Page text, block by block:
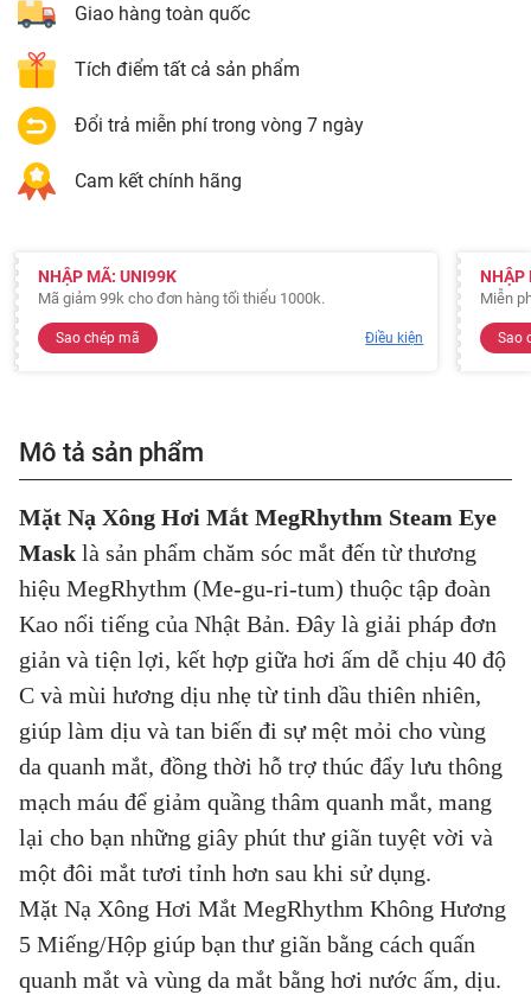
Giao hàng toàn quốc
Tích điểm tất cả sản phẩm
Đổi trả miễn phí trong vòng 7 ngày
Cam kết chính hãng
NHẬP MÃ: UNI99K
Mã giảm 99k cho đơn hàng tối thiểu 1000k.
Sao chép mã Điều kiện
NHẬP
Miễn
Sao
Mô tả sản phẩm
Mặt Nạ Xông Hơi Mắt MegRhythm Steam Eye
Mask là sản phẩm chăm sóc mắt đến từ thương
hiệu MegRhythm (Me-gu-ri-tum) thuộc tập đoàn
Kao nổi tiếng của Nhật Bản. Đây là giải pháp đơn
giản và tiện lợi, kết hợp giữa hơi ấm dễ chịu 40 độ
C và mùi hương dịu nhẹ từ tinh dầu thiên nhiên,
giúp làm dịu và tan biến đi sự mệt mỏi cho vùng
da quanh mắt, đồng thời hỗ trợ thúc đẩy lưu thông
mạch máu để giảm quầng thâm quanh mắt, mang
lại cho bạn những giây phút thư giãn tuyệt vời và
một đôi mắt tươi tỉnh hơn sau khi sử dụng.
Mặt Nạ Xông Hơi Mắt MegRhythm Không Hương
5 Miếng/Hộp giúp bạn thư giãn bằng cách quấn
quanh mắt và vùng da mắt bằng hơi nước ấm, dịu.